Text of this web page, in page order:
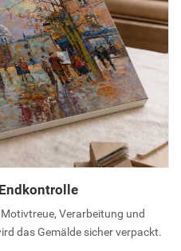
Verarbeitung und
das Gemälde sicher verpackt.